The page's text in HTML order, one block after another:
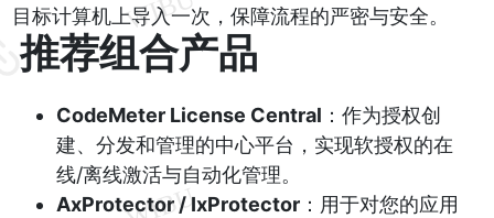
目标计算机上导入一次，保障流程的严密与安全。
推荐组合产品
CodeMeter License Central ：作为授权创
建、分发和管理的中心平台，实现软授权的在
线/离线激活与自动化管理。
AxProtector / IxProtector：用于对您的应用